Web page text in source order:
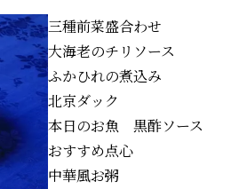
三種前菜盛合わせ
大海老のチリソース
ふかひれの煮込み
北京ダック
本日のお魚 黒酢ソース
おすすめ点心
中華風お粥